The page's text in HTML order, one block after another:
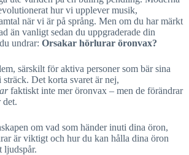
hur vi upplever musik,
när vi är på språng. Men om du har märkt
än vanligt sedan du uppgraderade din
undrar: Orsakar hörlurar öronvax?
särskilt för aktiva personer som bär sina
Det korta svaret är nej,
faktiskt inte mer öronvax – men de förändrar
det.
om vad som händer inuti dina öron,
är viktigt och hur du kan hålla dina öron
ljudspår.